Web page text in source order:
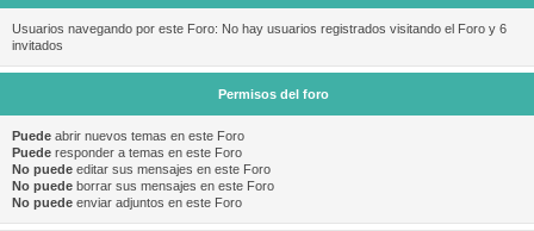
Usuarios navegando por este Foro: No hay usuarios registrados visitando el Foro y 6
invitados
Permisos del foro
Puede abrir nuevos temas en este Foro
Puede responder a temas en este Foro
No puede editar sus mensajes en este Foro
No puede borrar sus mensajes en este Foro
No puede enviar adjuntos en este Foro